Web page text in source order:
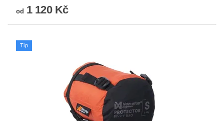
od 1 120 Kč
Tip